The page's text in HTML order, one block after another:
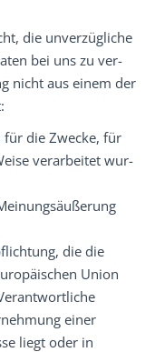
die unverzügliche
bei uns zu ver-
nicht aus einem der
für die Zwecke, für
verarbeitet wur-
die die
Union
einer
liegt oder in